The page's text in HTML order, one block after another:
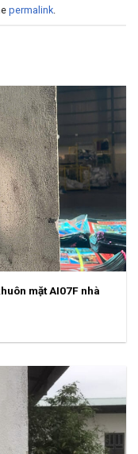
permalink.
mặt AI07F nhà